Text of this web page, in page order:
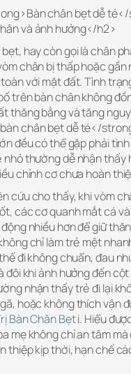
chân bẹt dễ
và ảnh hưởng</h2>
hay còn gọi là chân
chân bị thấp hoặc gần
với mặt đất. Tình
trên bàn chân không
thăng bằng và tăng
chân bẹt dễ té</
đều có thể gặp phải
thường dễ nhận thấy
chỉnh cơ chưa hoàn
cứu cho thấy, khi vòm
các cơ quanh mắt cá
nhiều hơn để giữ
chỉ làm trẻ mệt
đi không chuẩn, đau
đôi khi ảnh hưởng đến
nhận thấy trẻ đi lại
hoặc không thích vận
Bàn Chân Bẹti. Hiểu
mẹ không chỉ an tâm
thiệp kịp thời, hạn chế